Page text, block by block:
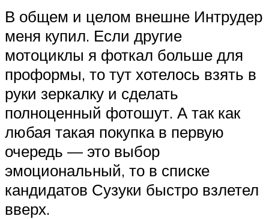
В общем и целом внешне Интрудер
меня купил. Если другие
мотоциклы я фоткал больше для
проформы, то тут хотелось взять в
руки зеркалку и сделать
полноценный фотошут. А так как
любая такая покупка в первую
очередь — это выбор
эмоциональный, то в списке
кандидатов Сузуки быстро взлетел
вверх.